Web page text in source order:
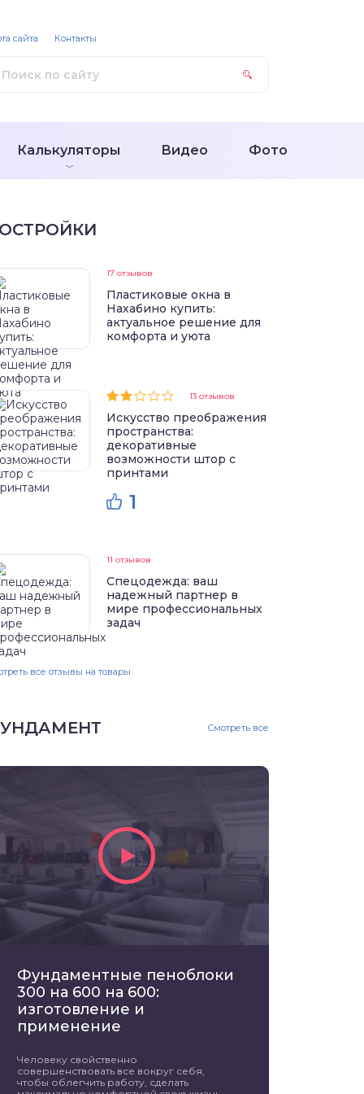
Калькуляторы Видео Фото
сайта Контакты
17 отзывов
Пластиковые окна в
Нахабино купить:
актуальное решение для
комфорта и уюта
13 отзывов
Искусство преображения
пространства:
декоративные
возможности штор с
принтами
1
11 отзывов
Спецодежда: ваш
надежный партнер в
мире профессиональных
задач
все отзывы на товары
Смотреть все
Фундаментные пеноблоки
300 на 600 на 600:
изготовление и
применение
Человеку свойственно
совершенствовать все вокруг себя,
чтобы облегчить работу, сделать